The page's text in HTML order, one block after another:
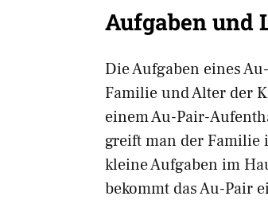
Aufgaben und
Die Aufgaben eines
Familie und Alter der
einem Au-Pair-
greift man der Familie
kleine Aufgaben im
bekommt das Au-Pair